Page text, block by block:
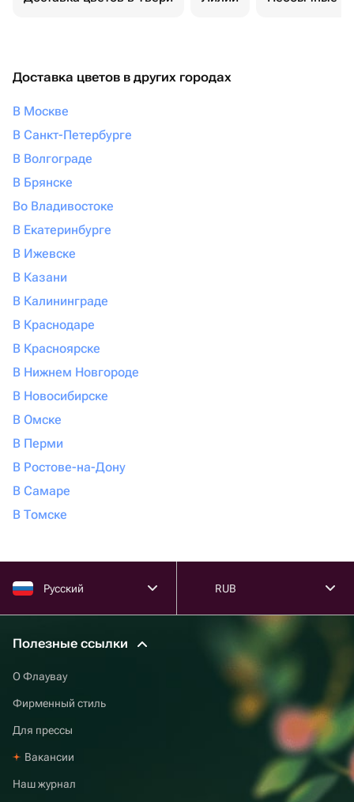
Доставка цветов в других городах
В Москве
В Санкт-Петербурге
В Волгограде
В Брянске
Во Владивостоке
В Екатеринбурге
В Ижевске
В Казани
В Калининграде
В Краснодаре
В Красноярске
В Нижнем Новгороде
В Новосибирске
В Омске
В Перми
В Ростове-на-Дону
В Самаре
В Томске
Русский RUB
Полезные ссылки
О Флаувау
Фирменный стиль
Для прессы
Вакансии
Наш журнал